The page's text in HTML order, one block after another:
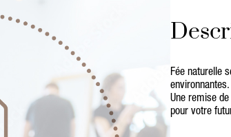
Fée naturelle
Une remise
pour votre